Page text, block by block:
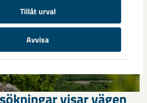
Tillåt urval
Avvisa